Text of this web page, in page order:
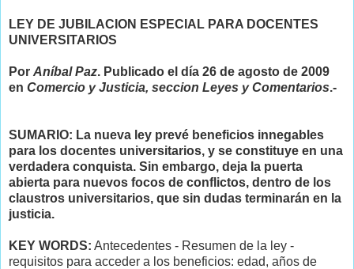
LEY DE JUBILACION ESPECIAL PARA DOCENTES
UNIVERSITARIOS
Por Aníbal Paz. Publicado el día 26 de agosto de 2009
en Comercio y Justicia, seccion Leyes y Comentarios.-
SUMARIO: La nueva ley prevé beneficios innegables
para los docentes universitarios, y se constituye en una
verdadera conquista. Sin embargo, deja la puerta
abierta para nuevos focos de conflictos, dentro de los
claustros universitarios, que sin dudas terminarán en la
justicia.
KEY WORDS: Antecedentes - Resumen de la ley -
requisitos para acceder a los beneficios: edad, años de